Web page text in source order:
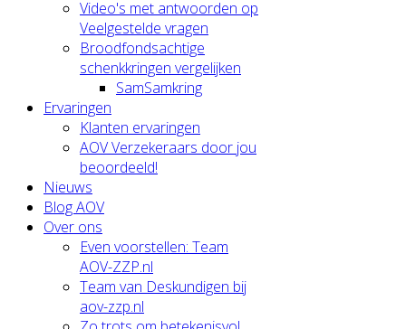
Video's met antwoorden op
Veelgestelde vragen
Broodfondsachtige
schenkkringen vergelijken
SamSamkring
Ervaringen
Klanten ervaringen
AOV Verzekeraars door jou
beoordeeld!
Nieuws
Blog AOV
Over ons
Even voorstellen: Team
AOV-ZZP.nl
Team van Deskundigen bij
aov-zzp.nl